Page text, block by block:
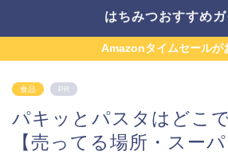
はちみつおすすめ
Amazonタイムセールが
食品 PR
パキッとパスタはどこ
【売ってる場所・スー